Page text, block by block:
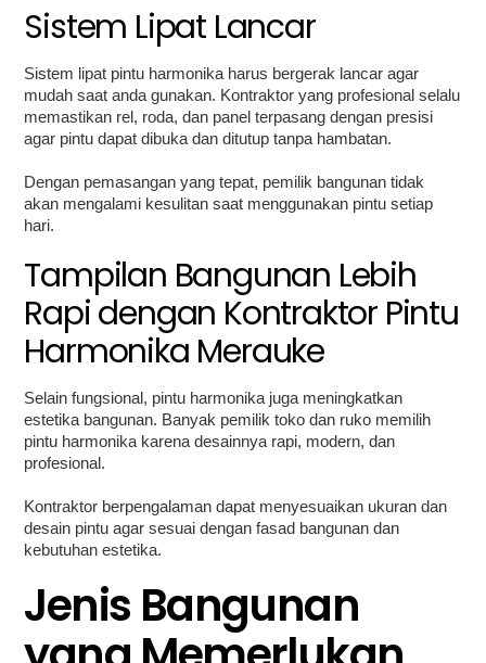
Sistem Lipat Lancar
Sistem lipat pintu harmonika harus bergerak lancar agar
mudah saat anda gunakan. Kontraktor yang profesional selalu
memastikan rel, roda, dan panel terpasang dengan presisi
agar pintu dapat dibuka dan ditutup tanpa hambatan.
Dengan pemasangan yang tepat, pemilik bangunan tidak
akan mengalami kesulitan saat menggunakan pintu setiap
hari.
Tampilan Bangunan Lebih
Rapi dengan Kontraktor Pintu
Harmonika Merauke
Selain fungsional, pintu harmonika juga meningkatkan
estetika bangunan. Banyak pemilik toko dan ruko memilih
pintu harmonika karena desainnya rapi, modern, dan
profesional.
Kontraktor berpengalaman dapat menyesuaikan ukuran dan
desain pintu agar sesuai dengan fasad bangunan dan
kebutuhan estetika.
Jenis Bangunan